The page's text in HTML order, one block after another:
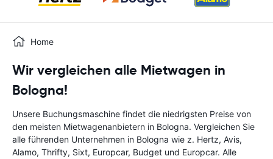
Home
Wir vergleichen alle Mietwagen in
Bologna!
Unsere Buchungsmaschine findet die niedrigsten Preise von
den meisten Mietwagenanbietern in Bologna. Vergleichen Sie
alle führenden Unternehmen in Bologna wie z. Hertz, Avis,
Alamo, Thrifty, Sixt, Europcar, Budget und Europcar. Alle